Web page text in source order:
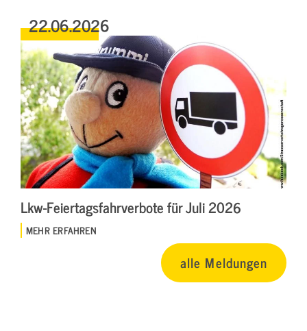
22.06.2026
Lkw-Feiertagsfahrverbote für Juli 2026
MEHR ERFAHREN
alle Meldungen